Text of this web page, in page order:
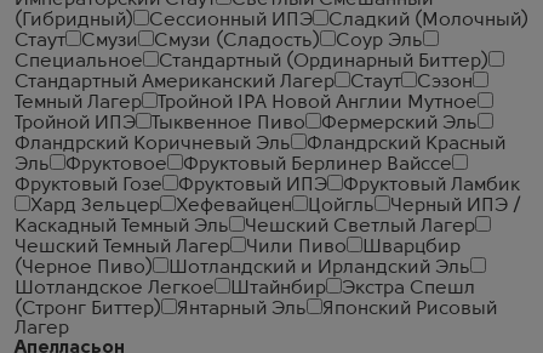
(Гибридный)
Сессионный ИПЭ
Сладкий (Молочный)
Стаут
Смузи Смузи (Сладость)
Соур Эль
Специальное
Стандартный (Ординарный Биттер)
Стандартный Американский Лагер
Стаут
Сэзон
Темный Лагер
Тройной IPA Новой Англии Мутное
Тройной ИПЭ
Тыквенное Пиво
Фермерский Эль
Фландрский Коричневый Эль
Фландрский Красный
Эль
Фруктовое
Фруктовый Берлинер Вайссе
Фруктовый Гозе
Фруктовый ИПЭ
Фруктовый Ламбик
Хард Зельцер
Хефевайцен Цойгль
Черный ИПЭ /
Каскадный Темный Эль
Чешский Светлый Лагер
Чешский Темный Лагер
Чили Пиво
Шварцбир
(Черное Пиво)
Шотландский и Ирландский Эль
Шотландское Легкое
Штайнбир
Экстра Спешл
(Стронг Биттер)
Янтарный Эль
Японский Рисовый
Лагер
Апелласьон